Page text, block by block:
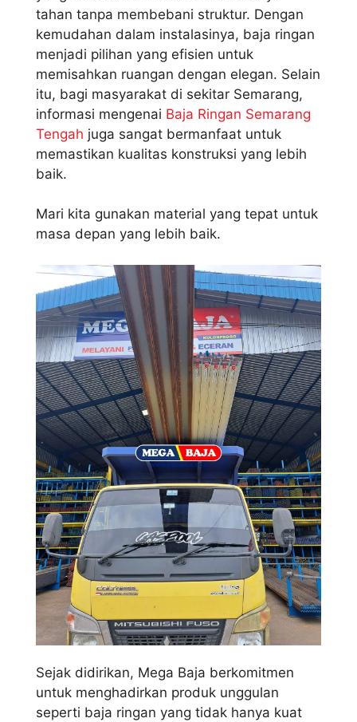
tahan tanpa membebani struktur. Dengan
kemudahan dalam instalasinya, baja ringan
menjadi pilihan yang efisien untuk
memisahkan ruangan dengan elegan. Selain
itu, bagi masyarakat di sekitar Semarang,
informasi mengenai Baja Ringan Semarang
Tengah juga sangat bermanfaat untuk
memastikan kualitas konstruksi yang lebih
baik.
Mari kita gunakan material yang tepat untuk
masa depan yang lebih baik.
Sejak didirikan, Mega Baja berkomitmen
untuk menghadirkan produk unggulan
seperti baja ringan yang tidak hanya kuat